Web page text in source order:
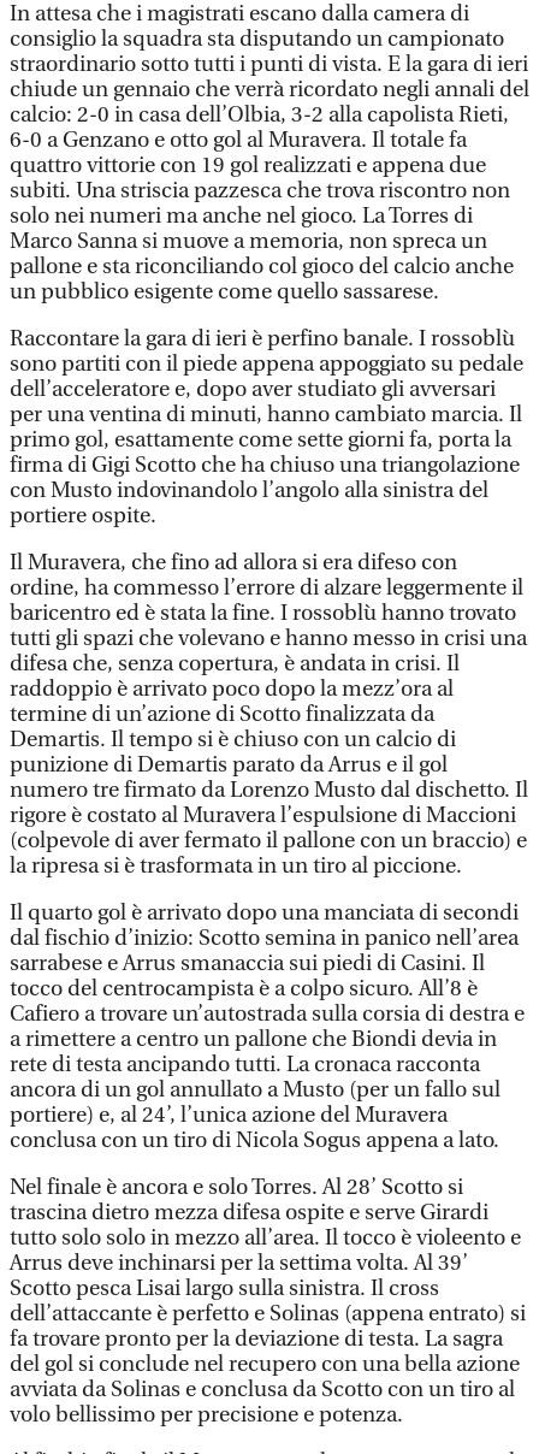
In attesa che i magistrati escano dalla camera di
consiglio la squadra sta disputando un campionato
straordinario sotto tutti i punti di vista. E la gara di ieri
chiude un gennaio che verrà ricordato negli annali del
calcio: 2-0 in casa dell’Olbia, 3-2 alla capolista Rieti,
6-0 a Genzano e otto gol al Muravera. Il totale fa
quattro vittorie con 19 gol realizzati e appena due
subiti. Una striscia pazzesca che trova riscontro non
solo nei numeri ma anche nel gioco. La Torres di
Marco Sanna si muove a memoria, non spreca un
pallone e sta riconciliando col gioco del calcio anche
un pubblico esigente come quello sassarese.
Raccontare la gara di ieri è perfino banale. I rossoblù
sono partiti con il piede appena appoggiato su pedale
dell’acceleratore e, dopo aver studiato gli avversari
per una ventina di minuti, hanno cambiato marcia. Il
primo gol, esattamente come sette giorni fa, porta la
firma di Gigi Scotto che ha chiuso una triangolazione
con Musto indovinandolo l’angolo alla sinistra del
portiere ospite.
Il Muravera, che fino ad allora si era difeso con
ordine, ha commesso l’errore di alzare leggermente il
baricentro ed è stata la fine. I rossoblù hanno trovato
tutti gli spazi che volevano e hanno messo in crisi una
difesa che, senza copertura, è andata in crisi. Il
raddoppio è arrivato poco dopo la mezz’ora al
termine di un’azione di Scotto finalizzata da
Demartis. Il tempo si è chiuso con un calcio di
punizione di Demartis parato da Arrus e il gol
numero tre firmato da Lorenzo Musto dal dischetto. Il
rigore è costato al Muravera l’espulsione di Maccioni
(colpevole di aver fermato il pallone con un braccio) e
la ripresa si è trasformata in un tiro al piccione.
Il quarto gol è arrivato dopo una manciata di secondi
dal fischio d’inizio: Scotto semina in panico nell’area
sarrabese e Arrus smanaccia sui piedi di Casini. Il
tocco del centrocampista è a colpo sicuro. All’8 è
Cafiero a trovare un’autostrada sulla corsia di destra e
a rimettere a centro un pallone che Biondi devia in
rete di testa ancipando tutti. La cronaca racconta
ancora di un gol annullato a Musto (per un fallo sul
portiere) e, al 24’, l’unica azione del Muravera
conclusa con un tiro di Nicola Sogus appena a lato.
Nel finale è ancora e solo Torres. Al 28’ Scotto si
trascina dietro mezza difesa ospite e serve Girardi
tutto solo solo in mezzo all’area. Il tocco è violeento e
Arrus deve inchinarsi per la settima volta. Al 39’
Scotto pesca Lisai largo sulla sinistra. Il cross
dell’attaccante è perfetto e Solinas (appena entrato) si
fa trovare pronto per la deviazione di testa. La sagra
del gol si conclude nel recupero con una bella azione
avviata da Solinas e conclusa da Scotto con un tiro al
volo bellissimo per precisione e potenza.